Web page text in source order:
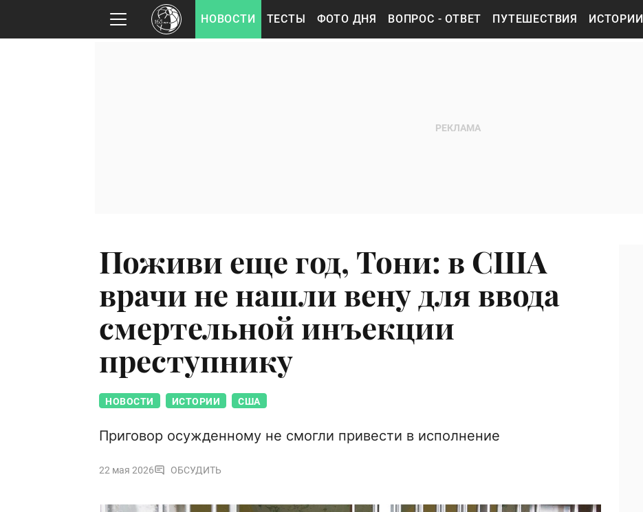
НОВОСТИ ТЕСТЫ ФОТО ДНЯ ВОПРОС - ОТВЕТ ПУТЕШЕСТВИЯ ИСТОРИИ
Поживи еще год, Тони: в США
врачи не нашли вену для ввода
смертельной инъекции
преступнику
НОВОСТИ ИСТОРИИ США
Приговор осужденному не смогли привести в исполнение
22 мая 2026 ОБСУДИТЬ